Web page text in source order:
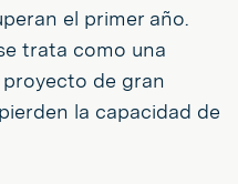
el primer año.
trata como una
de gran
la capacidad de